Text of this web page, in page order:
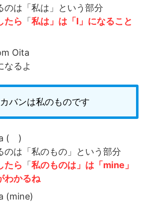
のは「私は」という部分
たら 「私は」は「I」になること
Oita
なるよ
バンは私のものです
a ( )
のは「私のもの」という部分
たら 「私のものは」は「mine」
わかるね
(mine)